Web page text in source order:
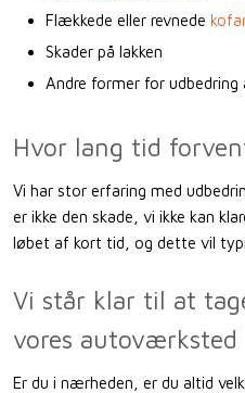
Flækkede eller revnede
Skader på lakken
Andre former for udbedring
Hvor lang tid
Vi har stor erfaring med
er ikke den skade, vi ikke kan
løbet af kort tid, og dette vil
Vi står klar til at
vores autoværksted
Er du i nærheden, er du altid